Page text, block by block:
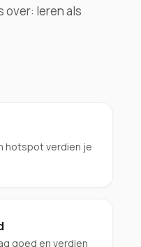
over: leren als
hotspot verdien je
goed en verdien